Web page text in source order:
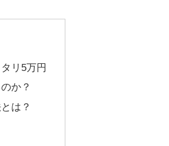
リ5万円
か？
は？